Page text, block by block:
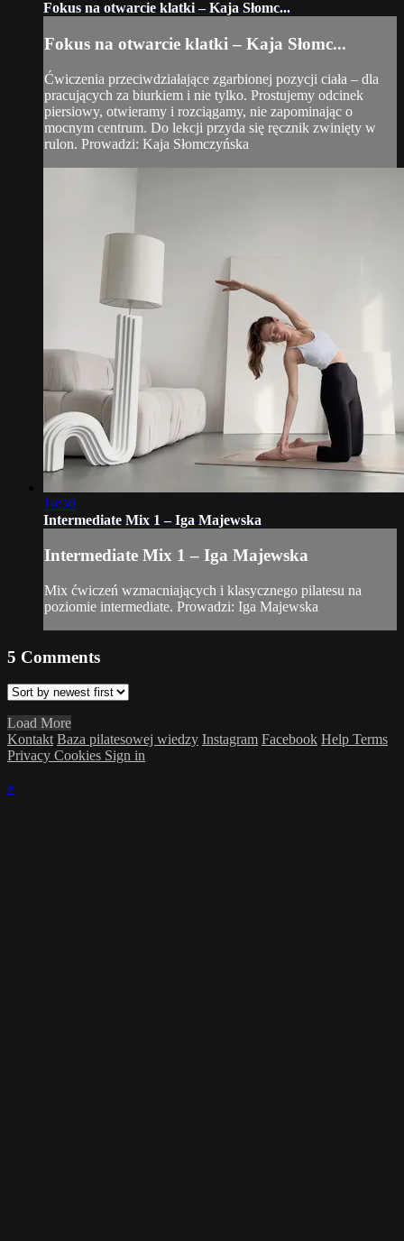
Fokus na otwarcie klatki – Kaja Słomc...
Fokus na otwarcie klatki – Kaja Słomc...
Ćwiczenia przeciwdziałające zgarbionej pozycji ciała – dla
pracujących za biurkiem i nie tylko. Prostujemy odcinek
piersiowy, otwieramy i rozciągamy, nie zapominając o
mocnym centrum. Do lekcji przyda się ręcznik zwinięty w
rulon. Prowadzi: Kaja Słomczyńska
16:50
Intermediate Mix 1 – Iga Majewska
Intermediate Mix 1 – Iga Majewska
Mix ćwiczeń wzmacniających i klasycznego pilatesu na
poziomie intermediate. Prowadzi: Iga Majewska
5 Comments
Load More
Kontakt Baza pilatesowej wiedzy Instagram Facebook Help Terms
Privacy Cookies Sign in
×